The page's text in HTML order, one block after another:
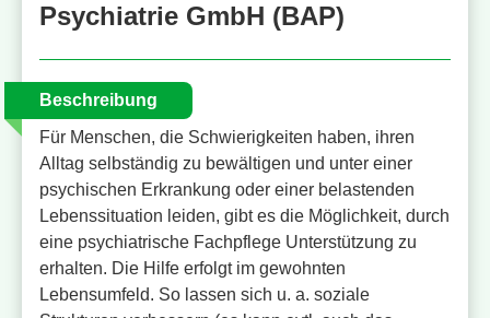
Psychiatrie GmbH (BAP)
Beschreibung
Für Menschen, die Schwierigkeiten haben, ihren
Alltag selbständig zu bewältigen und unter einer
psychischen Erkrankung oder einer belastenden
Lebenssituation leiden, gibt es die Möglichkeit, durch
eine psychiatrische Fachpflege Unterstützung zu
erhalten. Die Hilfe erfolgt im gewohnten
Lebensumfeld. So lassen sich u. a. soziale